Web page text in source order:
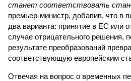
станет соответствовать
премьер-министр, добавив, что в
два варианта: принятие в ЕС или
случае отрицательного решения,
результате преобразований
соответствующую европейским
Отвечая на вопрос о временных